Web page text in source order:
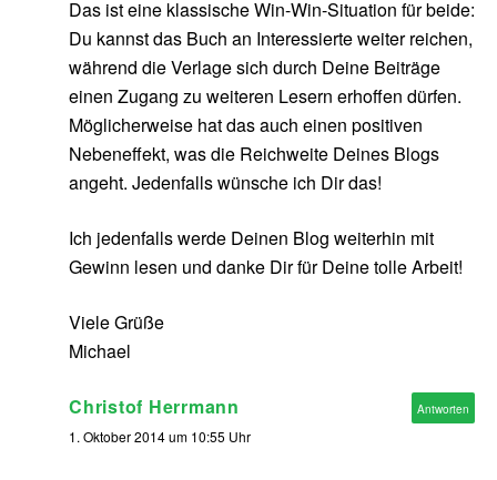
Das ist eine klassische Win-Win-Situation für beide:
Du kannst das Buch an Interessierte weiter reichen,
während die Verlage sich durch Deine Beiträge
einen Zugang zu weiteren Lesern erhoffen dürfen.
Möglicherweise hat das auch einen positiven
Nebeneffekt, was die Reichweite Deines Blogs
angeht. Jedenfalls wünsche ich Dir das!
Ich jedenfalls werde Deinen Blog weiterhin mit
Gewinn lesen und danke Dir für Deine tolle Arbeit!
Viele Grüße
Michael
Christof Herrmann
1. Oktober 2014 um 10:55 Uhr
Antworten